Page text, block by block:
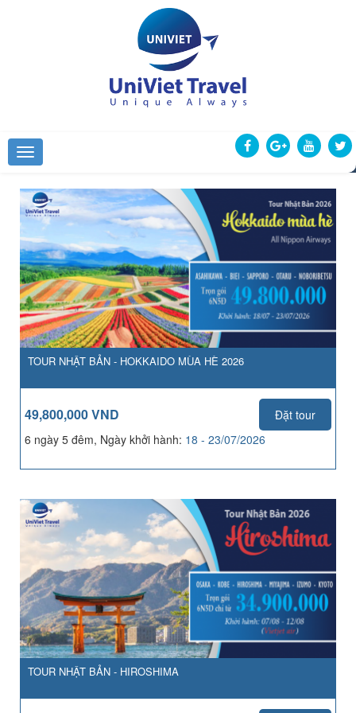
TOUR NHẬT BẢN - HOKKAIDO MÙA HÈ 2026
49,800,000 VND
Đặt tour
6 ngày 5 đêm, Ngày khởi hành: 18 - 23/07/2026
TOUR NHẬT BẢN - HIROSHIMA